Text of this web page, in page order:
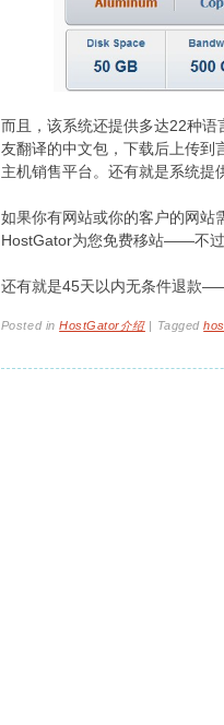
而且，该系统还提供多达22种
友翻译的中文包，下载后上传到
主机销售平台。还有就是系统提
如果你有网站或你的客户的网站
HostGator为您免费移站——不过
还有就是45天以内无条件退款
Posted inHostGator介绍 | Tagged